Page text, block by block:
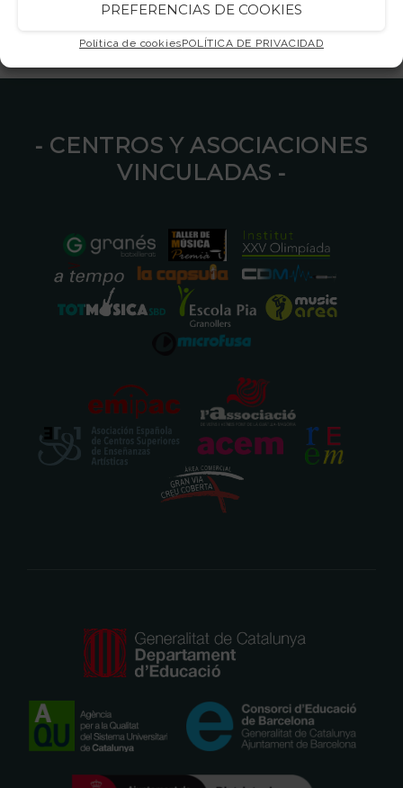
PREFERENCIAS DE COOKIES
Política de cookiesPOLÍTICA DE PRIVACIDAD
⁃ CENTROS Y ASOCIACIONES
VINCULADAS ⁃